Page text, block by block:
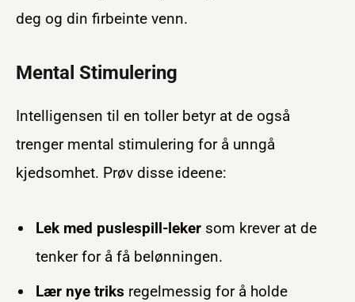
deg og din firbeinte venn.
Mental Stimulering
Intelligensen til en toller betyr at de også
trenger mental stimulering for å unngå
kjedsomhet. Prøv disse ideene:
Lek med puslespill-leker som krever at de
tenker for å få belønningen.
Lær nye triks regelmessig for å holde